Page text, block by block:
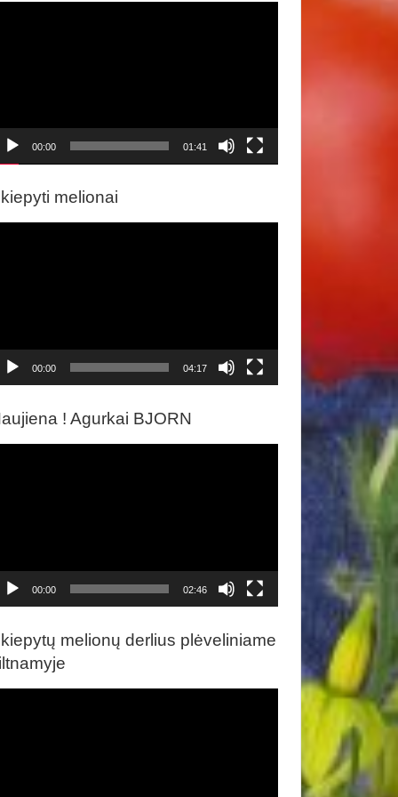
00:00 01:41
melionai
00:00 04:17
! Agurkai BJORN
00:00 02:46
melionų derlius plėveliniame